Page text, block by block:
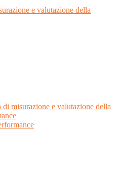
e valutazione della
di misurazione e valutazione della